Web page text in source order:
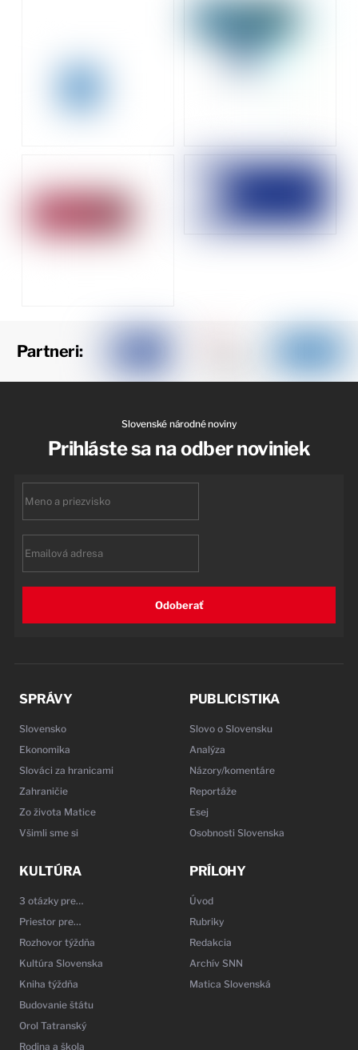
Partneri:
Slovenské národné noviny
Prihláste sa na odber noviniek
Odoberať
SPRÁVY
Slovensko
Ekonomika
Slováci za hranicami
Zahraničie
Zo života Matice
Všimli sme si
PUBLICISTIKA
Slovo o Slovensku
Analýza
Názory/komentáre
Reportáže
Esej
Osobnosti Slovenska
KULTÚRA
3 otázky pre…
Priestor pre…
Rozhovor týždňa
Kultúra Slovenska
Kniha týždňa
Budovanie štátu
Orol Tatranský
Rodina a škola
PRÍLOHY
Úvod
Rubriky
Redakcia
Archív SNN
Matica Slovenská